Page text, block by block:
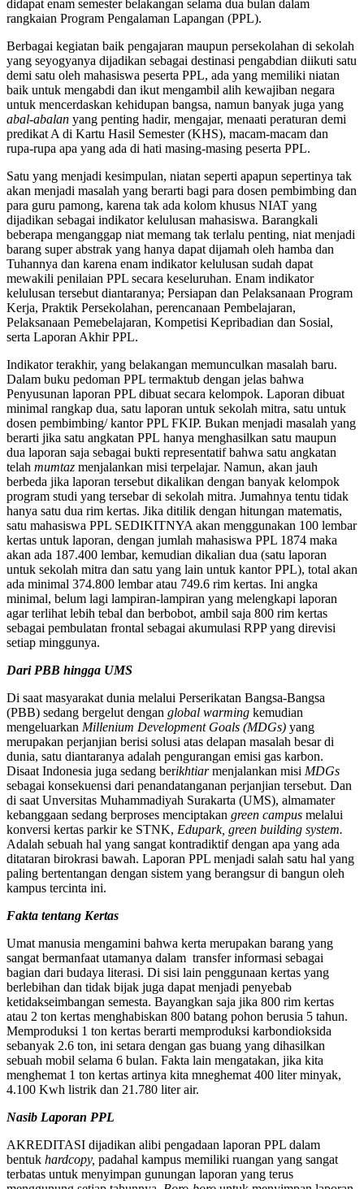
didapat enam semester belakangan selama dua bulan dalam
rangkaian Program Pengalaman Lapangan (PPL).
Berbagai kegiatan baik pengajaran maupun persekolahan di sekolah
yang seyogyanya dijadikan sebagai destinasi pengabdian diikuti satu
demi satu oleh mahasiswa peserta PPL, ada yang memiliki niatan
baik untuk mengabdi dan ikut mengambil alih kewajiban negara
untuk mencerdaskan kehidupan bangsa, namun banyak juga yang
abal-abalan yang penting hadir, mengajar, menaati peraturan demi
predikat A di Kartu Hasil Semester (KHS), macam-macam dan
rupa-rupa apa yang ada di hati masing-masing peserta PPL.
Satu yang menjadi kesimpulan, niatan seperti apapun sepertinya tak
akan menjadi masalah yang berarti bagi para dosen pembimbing dan
para guru pamong, karena tak ada kolom khusus NIAT yang
dijadikan sebagai indikator kelulusan mahasiswa. Barangkali
beberapa menganggap niat memang tak terlalu penting, niat menjadi
barang super abstrak yang hanya dapat dijamah oleh hamba dan
Tuhannya dan karena enam indikator kelulusan sudah dapat
mewakili penilaian PPL secara keseluruhan. Enam indikator
kelulusan tersebut diantaranya; Persiapan dan Pelaksanaan Program
Kerja, Praktik Persekolahan, perencanaan Pembelajaran,
Pelaksanaan Pemebelajaran, Kompetisi Kepribadian dan Sosial,
serta Laporan Akhir PPL.
Indikator terakhir, yang belakangan memunculkan masalah baru.
Dalam buku pedoman PPL termaktub dengan jelas bahwa
Penyusunan laporan PPL dibuat secara kelompok. Laporan dibuat
minimal rangkap dua, satu laporan untuk sekolah mitra, satu untuk
dosen pembimbing/ kantor PPL FKIP. Bukan menjadi masalah yang
berarti jika satu angkatan PPL hanya menghasilkan satu maupun
dua laporan saja sebagai bukti representatif bahwa satu angkatan
telah mumtaz menjalankan misi terpelajar. Namun, akan jauh
berbeda jika laporan tersebut dikalikan dengan banyak kelompok
program studi yang tersebar di sekolah mitra. Jumahnya tentu tidak
hanya satu dua rim kertas. Jika ditilik dengan hitungan matematis,
satu mahasiswa PPL SEDIKITNYA akan menggunakan 100 lembar
kertas untuk laporan, dengan jumlah mahasiswa PPL 1874 maka
akan ada 187.400 lembar, kemudian dikalian dua (satu laporan
untuk sekolah mitra dan satu yang lain untuk kantor PPL), total akan
ada minimal 374.800 lembar atau 749.6 rim kertas. Ini angka
minimal, belum lagi lampiran-lampiran yang melengkapi laporan
agar terlihat lebih tebal dan berbobot, ambil saja 800 rim kertas
sebagai pembulatan frontal sebagai akumulasi RPP yang direvisi
setiap minggunya.
Dari PBB hingga UMS
Di saat masyarakat dunia melalui Perserikatan Bangsa-Bangsa
(PBB) sedang bergelut dengan global warming kemudian
mengeluarkan Millenium Development Goals (MDGs) yang
merupakan perjanjian berisi solusi atas delapan masalah besar di
dunia, satu diantaranya adalah pengurangan emisi gas karbon.
Disaat Indonesia juga sedang berikhtiarmenjalankan misi MDGs
sebagai konsekuensi dari penandatanganan perjanjian tersebut. Dan
di saat Unversitas Muhammadiyah Surakarta (UMS), almamater
kebanggaan sedang berproses menciptakan green campus melalui
konversi kertas parkir ke STNK, Edupark, green building system.
Adalah sebuah hal yang sangat kontradiktif dengan apa yang ada
ditataran birokrasi bawah. Laporan PPL menjadi salah satu hal yang
paling bertentangan dengan sistem yang berangsur di bangun oleh
kampus tercinta ini.
Fakta tentang Kertas
Umat manusia mengamini bahwa kerta merupakan barang yang
sangat bermanfaat utamanya dalam transfer informasi sebagai
bagian dari budaya literasi. Di sisi lain penggunaan kertas yang
berlebihan dan tidak bijak juga dapat menjadi penyebab
ketidakseimbangan semesta. Bayangkan saja jika 800 rim kertas
atau 2 ton kertas menghabiskan 800 batang pohon berusia 5 tahun.
Memproduksi 1 ton kertas berarti memproduksi karbondioksida
sebanyak 2.6 ton, ini setara dengan gas buang yang dihasilkan
sebuah mobil selama 6 bulan. Fakta lain mengatakan, jika kita
menghemat 1 ton kertas artinya kita mneghemat 400 liter minyak,
4.100 Kwh listrik dan 21.780 liter air.
Nasib Laporan PPL
AKREDITASI dijadikan alibi pengadaan laporan PPL dalam
bentuk hardcopy, padahal kampus memiliki ruangan yang sangat
terbatas untuk menyimpan gunungan laporan yang terus